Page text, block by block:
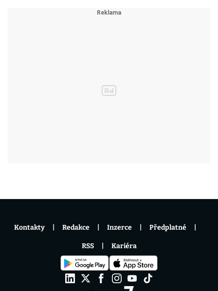
Kontakty Redakce Inzerce Předplatné
RSS Kariéra